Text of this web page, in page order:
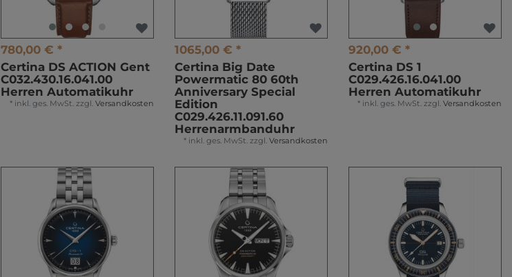
780,00 € *
Certina DS ACTION Gent
C032.430.16.041.00
Herren Automatikuhr
* inkl. ges. MwSt. zzgl. Versandkosten
1065,00 € *
Certina Big Date
Powermatic 80 60th
Anniversary Special
Edition
C029.426.11.091.60
Herrenarmbanduhr
* inkl. ges. MwSt. zzgl. Versandkosten
920,00 € *
Certina DS 1
C029.426.16.041.00
Herren Automatikuhr
* inkl. ges. MwSt. zzgl. Versandkosten